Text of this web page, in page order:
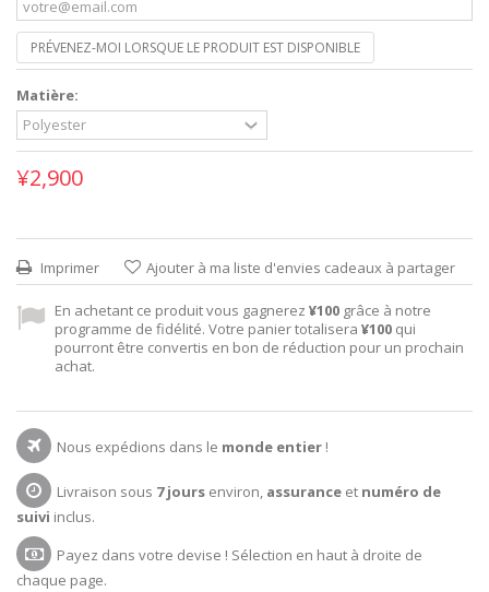
PRÉVENEZ-MOI LORSQUE LE PRODUIT EST DISPONIBLE
Matière:
¥2,900
Imprimer Ajouter à ma liste d'envies cadeaux à partager
En achetant ce produit vous gagnerez ¥100 grâce à notre
programme de fidélité. Votre panier totalisera ¥100 qui
pourront être convertis en bon de réduction pour un prochain
achat.
Nous expédions dans le monde entier !
Livraison sous 7 jours environ, assurance et numéro de
suivi inclus.
Payez dans votre devise ! Sélection en haut à droite de
chaque page.